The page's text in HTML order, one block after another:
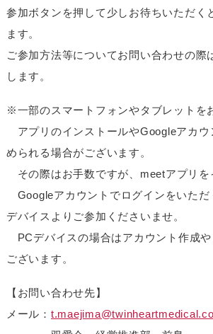
参加ボタンを押して少しお待ちいただく
ます。
ご参加方法等についてお問い合わせの際
します。
※一部のスマートフォンやタブレットを
アプリのインストールやGoogleアカウ
められる場合がございます。
その際はお手数ですが、meetアプリを
Googleアカウントでログインをいただ
デバイスよりご参加くださいませ。
PCデバイスの場合はアカウント作成
ございます。
【お問い合わせ先】
メール：